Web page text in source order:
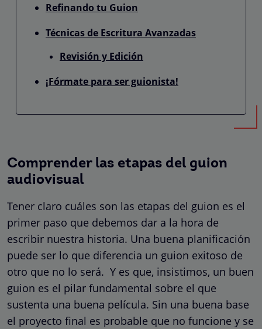
Refinando tu Guion
Técnicas de Escritura Avanzadas
Revisión y Edición
¡Fórmate para ser guionista!
Comprender las etapas del guion
audiovisual
Tener claro cuáles son las etapas del guion es el
primer paso que debemos dar a la hora de
escribir nuestra historia. Una buena planificación
puede ser lo que diferencia un guion exitoso de
otro que no lo será. Y es que, insistimos, un buen
guion es el pilar fundamental sobre el que
sustenta una buena película. Sin una buena base
el proyecto final es probable que no funcione y se